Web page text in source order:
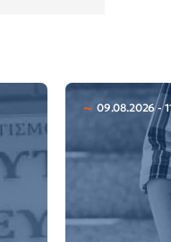
09.08.2026 -